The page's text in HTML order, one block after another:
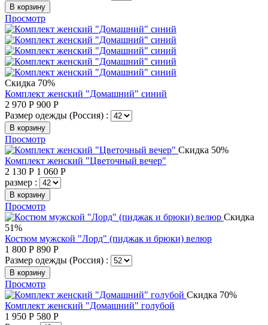
В корзину
Просмотр
Скидка 70%
Комплект женский "Домашний" синий
2 970 Р 900 Р
Размер одежды (Россия) :
В корзину
Просмотр
Скидка 50%
Комплект женский "Цветочный вечер"
2 130 Р 1 060 Р
размер :
В корзину
Просмотр
Скидка
51%
Костюм мужской "Лорд" (пиджак и брюки) велюр
1 800 Р 890 Р
Размер одежды (Россия) :
В корзину
Просмотр
Скидка 70%
Комплект женский "Домашний" голубой
1 950 Р 580 Р